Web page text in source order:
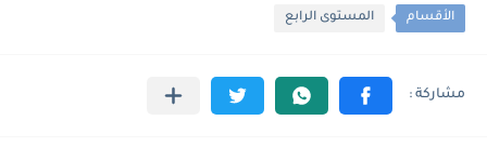
الأقسام المستوى الرابع